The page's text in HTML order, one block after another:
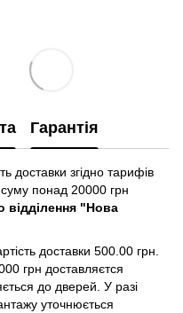
Гарантія
доставки згідно тарифів
понад 20000 грн
відділення "Нова
доставки 500.00 грн.
грн доставляєтся
до дверей. У разі
уточнюється